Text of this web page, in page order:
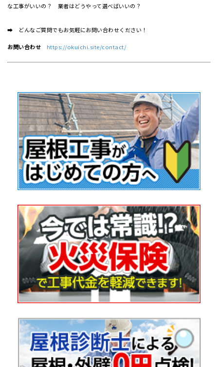
な工事がいいの？ 業者はどうやって選べばいいの？
➡ どんなご質問でもお気軽にお問い合わせください！
お問い合わせ https://okuichi.site/contact/